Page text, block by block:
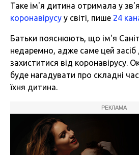
Таке ім'я дитина отримала у
коронавірусу у світі, пише 24
Батьки пояснюють, що ім'я
недаремно, адже саме цей
захиститися від коронавірусу.
буде нагадувати про складні
їхня дитина.
РЕКЛАМА